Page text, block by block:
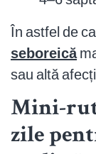
În astfel de
seboreică
sau altă
Mini-
zile